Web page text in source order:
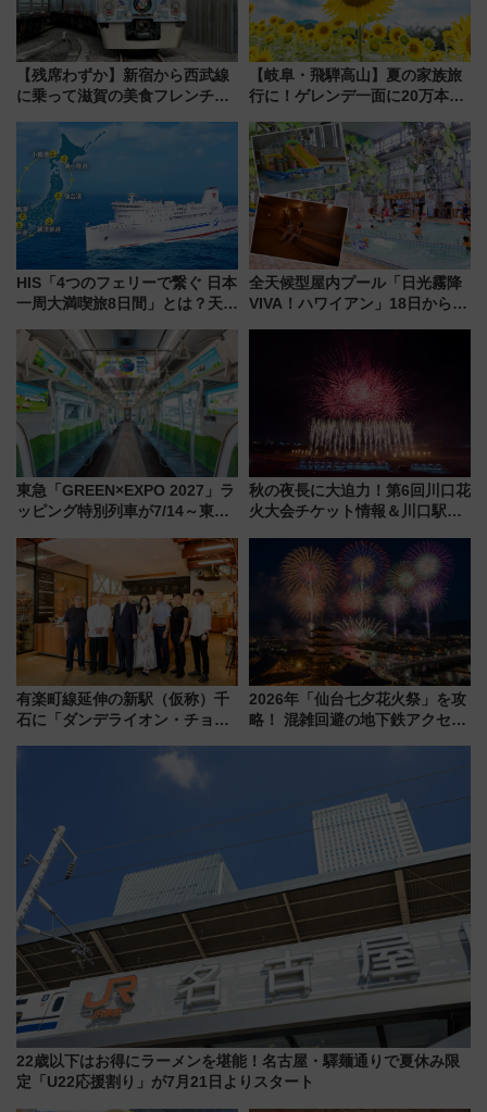
【残席わずか】新宿から西武線
に乗って滋賀の美食フレンチを
「52席の至福」で味わう近江牛
や伝統文化の特別コラボ
【岐阜・飛騨高山】夏の家族旅
行に！ゲレンデ一面に20万本の
アひまわり園」開園
HIS「4つのフェリーで繋ぐ 日本
一周大満喫旅8日間」とは？天橋
の絶景＆限定グルメを網羅！煩
雑な手続きも不要でお手軽に楽
しめるプランが登場
全天候型屋内プール「日光霧降
VIVA！ハワイアン」18日から営
ァミリーから大人まで幅広い世
代が一日中楽しる夏のリゾート
を楽しんで
東急「GREEN×EXPO 2027」ラ
ッピング特別列車が7/14～東
ー！ 注目の編成やデザインまと
め
秋の夜長に大迫力！第6回川口花
火大会チケット情報＆川口駅か
有楽町線延伸の新駅（仮称）千
石に「ダンデライオン・チョコ
1億円出資で挑む新時代のまちづ
2026年「仙台七夕花火祭」を攻
略！ 混雑回避の地下鉄アクセス
22歳以下はお得にラーメンを堪能！名古屋・驛麺通りで夏休み限
定「U22応援割り」が7月21日よりスタート